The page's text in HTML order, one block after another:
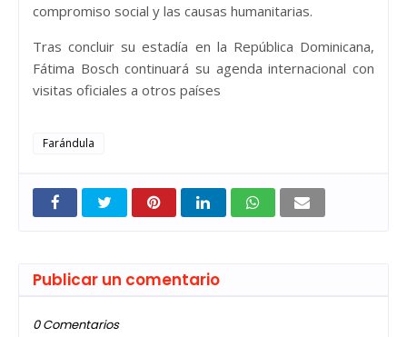
compromiso social y las causas humanitarias.
Tras concluir su estadía en la República Dominicana,
Fátima Bosch continuará su agenda internacional con
visitas oficiales a otros países
Farándula
Publicar un comentario
0 Comentarios